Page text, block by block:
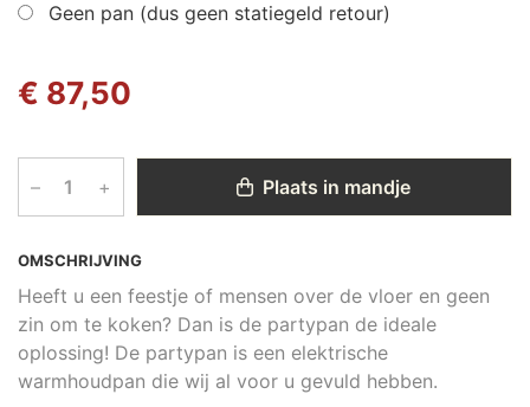
OMSCHRIJVING
Heeft u een feestje of mensen over de vloer en geen
zin om te koken? Dan is de partypan de ideale
oplossing! De partypan is een elektrische
warmhoudpan die wij al voor u gevuld hebben.
Geen pan (dus geen statiegeld retour)
€ 87,50
– + Plaats in mandje